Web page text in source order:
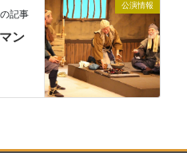
公演情報
記事
ン